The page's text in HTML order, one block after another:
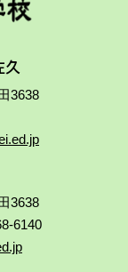
久
3638
3638
6140